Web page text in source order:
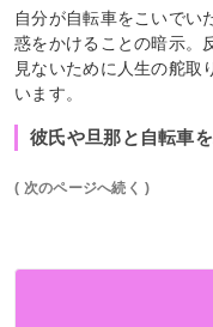
自分が自転車をこいでい
惑をかけることの暗示。
見ないために人生の舵取
います。
彼氏や旦那と自転車
( 次のページへ続く )